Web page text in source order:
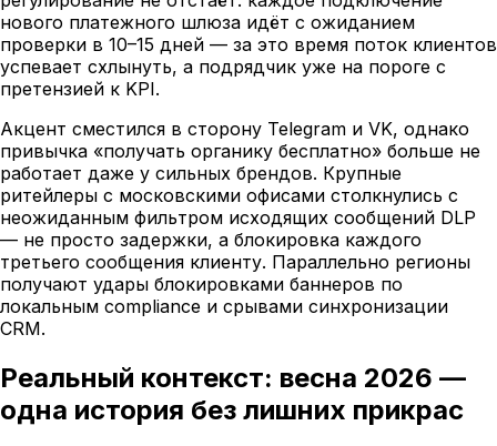
нового платежного шлюза идёт с ожиданием
проверки в 10–15 дней — за это время поток клиентов
успевает схлынуть, а подрядчик уже на пороге с
претензией к KPI.
Акцент сместился в сторону Telegram и VK, однако
привычка «получать органику бесплатно» больше не
работает даже у сильных брендов. Крупные
ритейлеры с московскими офисами столкнулись с
неожиданным фильтром исходящих сообщений DLP
— не просто задержки, а блокировка каждого
третьего сообщения клиенту. Параллельно регионы
получают удары блокировками баннеров по
локальным compliance и срывами синхронизации
CRM.
Реальный контекст: весна 2026 —
одна история без лишних прикрас